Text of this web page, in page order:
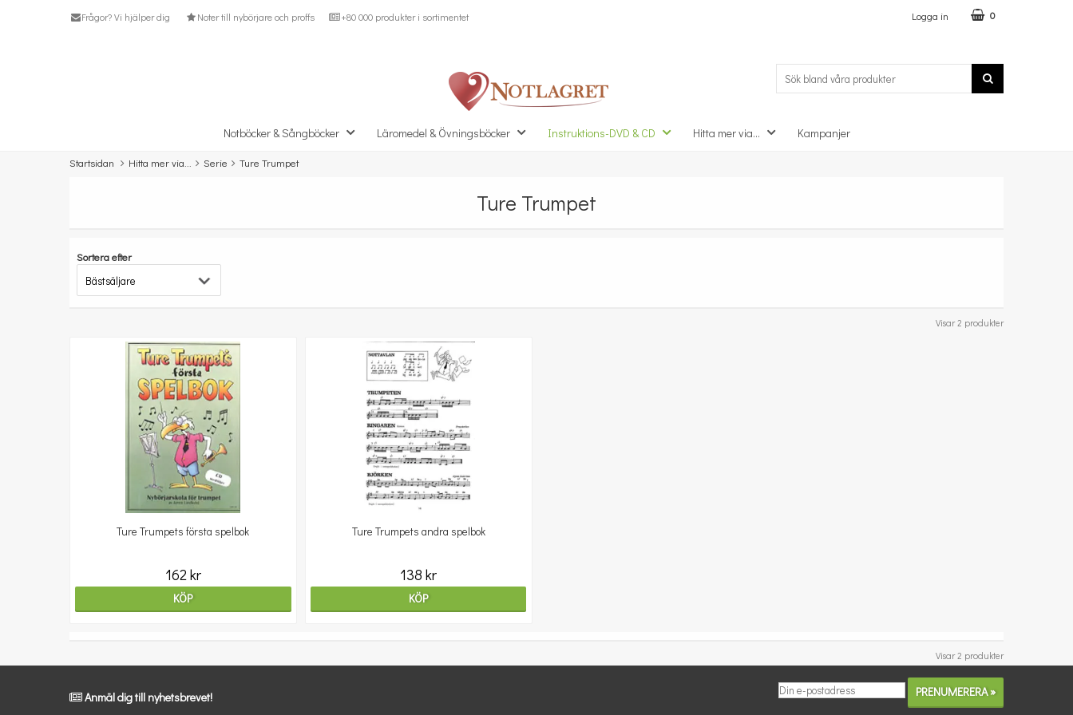
Frågor? Vi hjälper dig Noter till nybörjare och proffs +80 000 produkter i sortimentet Logga in 0
Notböcker & Sångböcker Läromedel & Övningsböcker Instruktions-DVD & CD Hitta mer via... Kampanjer
Startsidan Hitta mer via... Serie Ture Trumpet
Ture Trumpet
Sortera efter
Visar 2 produkter
Ture Trumpets första spelbok
162 kr
KÖP
Ture Trumpets andra spelbok
138 kr
KÖP
Visar 2 produkter
Anmäl dig till nyhetsbrevet!